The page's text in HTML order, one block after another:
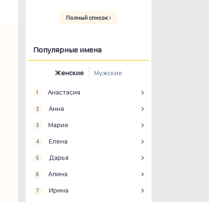
Полный список
Популярные имена
Женские Мужские
1 Анастасия
2 Анна
3 Мария
4 Елена
5 Дарья
6 Алина
7 Ирина